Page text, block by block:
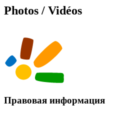
Photos / Vidéos
Правовая информация